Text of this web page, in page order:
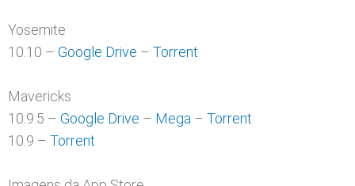
Yosemite
10.10 – Google Drive – Torrent
Mavericks
10.9.5 – Google Drive – Mega – Torrent
10.9 – Torrent